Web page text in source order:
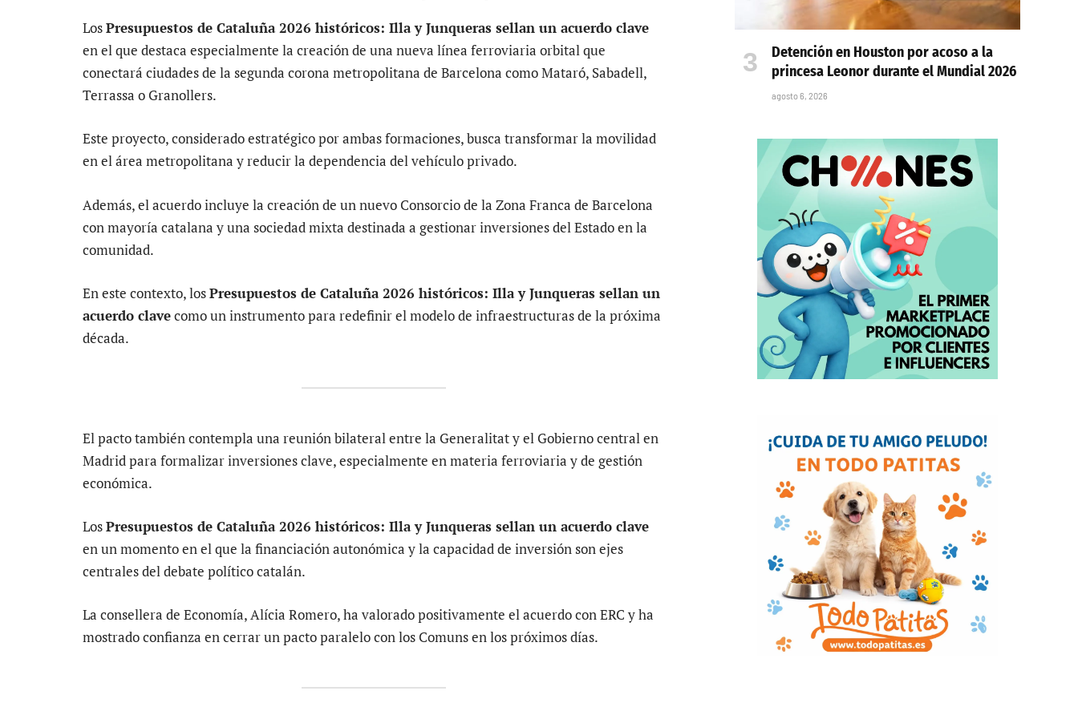
LosPresupuestos de Cataluña 2026 históricos: Illa y Junqueras sellan un acuerdo clave
en el que destaca especialmente la creación de una nueva línea ferroviaria orbital que
conectará ciudades de la segunda corona metropolitana de Barcelona como Mataró, Sabadell,
Terrassa o Granollers.
Este proyecto, considerado estratégico por ambas formaciones, busca transformar la movilidad
en el área metropolitana y reducir la dependencia del vehículo privado.
Además, el acuerdo incluye la creación de un nuevo Consorcio de la Zona Franca de Barcelona
con mayoría catalana y una sociedad mixta destinada a gestionar inversiones del Estado en la
comunidad.
En este contexto, losPresupuestos de Cataluña 2026 históricos: Illa y Junqueras sellan un
acuerdo clavecomo un instrumento para redefinir el modelo de infraestructuras de la próxima
década.
El pacto también contempla una reunión bilateral entre la Generalitat y el Gobierno central en
Madrid para formalizar inversiones clave, especialmente en materia ferroviaria y de gestión
económica.
LosPresupuestos de Cataluña 2026 históricos: Illa y Junqueras sellan un acuerdo clave
en un momento en el que la financiación autonómica y la capacidad de inversión son ejes
centrales del debate político catalán.
La consellera de Economía, Alícia Romero, ha valorado positivamente el acuerdo con ERC y ha
mostrado confianza en cerrar un pacto paralelo con los Comuns en los próximos días.
Detención en Houston por acoso a la
princesa Leonor durante el Mundial 2026
agosto 6, 2026